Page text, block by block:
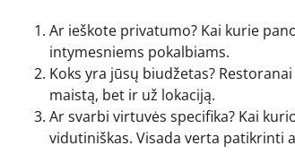
Ar ieškote privatumo? Kai kurie
intymesniems pokalbiams.
Koks yra jūsų biudžetas?
maistą, bet ir už lokaciją.
Ar svarbi virtuvės specifika? Kai
vidutiniškas. Visada verta patikrinti